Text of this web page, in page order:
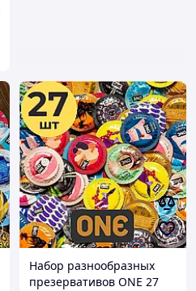
Набор разнообразных
презервативов ONE 27